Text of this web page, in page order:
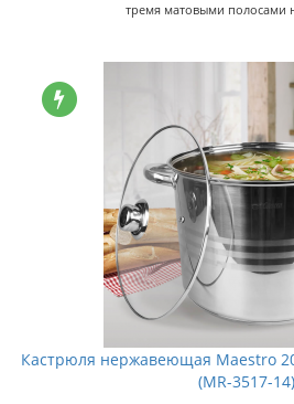
тремя матовыми полосами
Кастрюля нержавеющая Maestro
(MR-3517-14)